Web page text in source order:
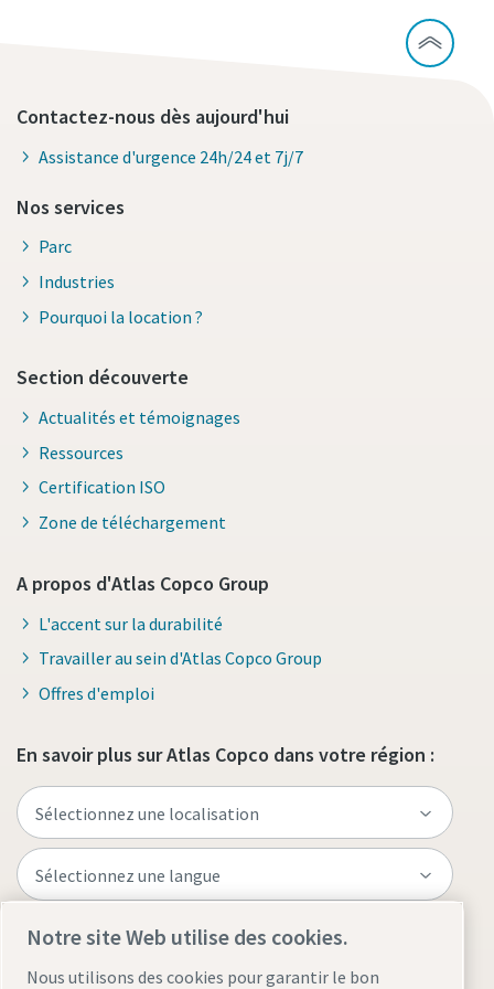
Contactez-nous dès aujourd'hui
Assistance d'urgence 24h/24 et 7j/7
Nos services
Parc
Industries
Pourquoi la location ?
Section découverte
Actualités et témoignages
Ressources
Certification ISO
Zone de téléchargement
A propos d'Atlas Copco Group
L'accent sur la durabilité
Travailler au sein d'Atlas Copco Group
Offres d'emploi
En savoir plus sur Atlas Copco dans votre région :
Visitez le site
Notre site Web utilise des cookies.
Nous utilisons des cookies pour garantir le bon